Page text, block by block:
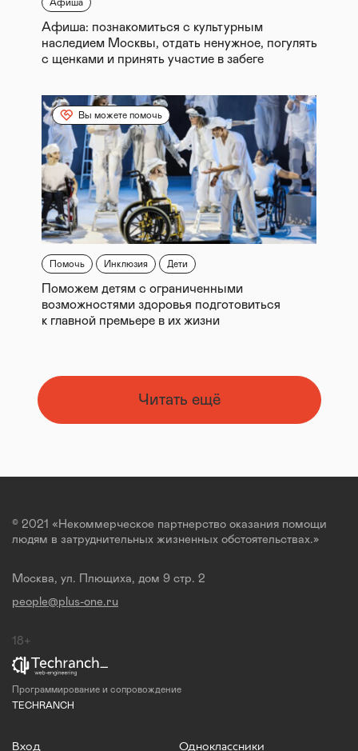
Афиша
Афиша: познакомиться с культурным
наследием Москвы, отдать ненужное, погулять
с щенками и принять участие в забеге
Вы можете помочь
Помочь Инклюзия Дети
Поможем детям с ограниченными
возможностями здоровья подготовиться
к главной премьере в их жизни
Читать ещё
© 2021 «Некоммерческое партнерство оказания помощи
людям в затруднительных жизненных обстоятельствах.»
Москва, ул. Плющиха, дом 9 стр. 2
people@plus-one.ru
18+
Программирование и сопровождение
TECHRANCH
Вход Одноклассники